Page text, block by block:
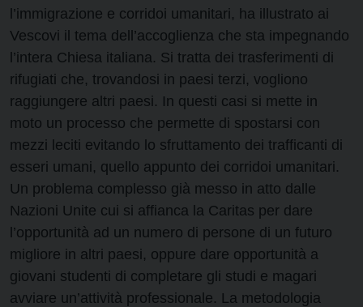
l’immigrazione e corridoi umanitari, ha illustrato ai
Vescovi il tema dell’accoglienza che sta impegnando
l’intera Chiesa italiana. Si tratta dei trasferimenti di
rifugiati che, trovandosi in paesi terzi, vogliono
raggiungere altri paesi. In questi casi si mette in
moto un processo che permette di spostarsi con
mezzi leciti evitando lo sfruttamento dei trafficanti di
esseri umani, quello appunto dei corridoi umanitari.
Un problema complesso già messo in atto dalle
Nazioni Unite cui si affianca la Caritas per dare
l’opportunità ad un numero di persone di un futuro
migliore in altri paesi, oppure dare opportunità a
giovani studenti di completare gli studi e magari
avviare un’attività professionale. La metodologia